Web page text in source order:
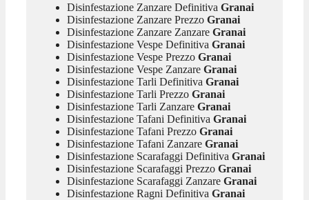
Disinfestazione Zanzare Definitiva Granai
Disinfestazione Zanzare PrezzoGranai
Disinfestazione Zanzare ZanzareGranai
Disinfestazione Vespe Definitiva Granai
Disinfestazione Vespe PrezzoGranai
Disinfestazione Vespe ZanzareGranai
Disinfestazione Tarli Definitiva Granai
Disinfestazione Tarli PrezzoGranai
Disinfestazione Tarli ZanzareGranai
Disinfestazione Tafani Definitiva Granai
Disinfestazione Tafani PrezzoGranai
Disinfestazione Tafani ZanzareGranai
Disinfestazione Scarafaggi Definitiva Granai
Disinfestazione Scarafaggi PrezzoGranai
Disinfestazione Scarafaggi ZanzareGranai
Disinfestazione Ragni Definitiva Granai